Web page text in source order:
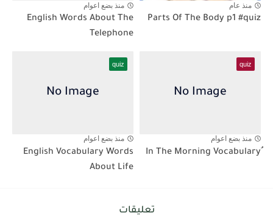
منذ عام
Parts Of The Body p1 #quiz
منذ بضع اعوام
English Words About The
Telephone
quiz
منذ بضع اعوام
quiz
منذ بضع اعوام
English Vocabulary Words
About Life
تعليقات